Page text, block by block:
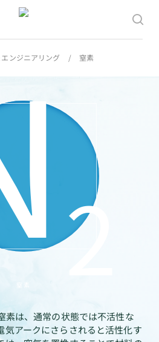
ンジニアリング / 窒素
2
素は、通常の状態では不活性な
気アークにさらされると活性化す